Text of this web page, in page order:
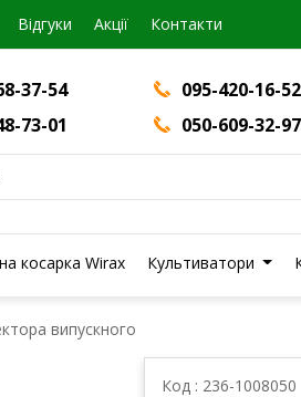
Відгуки Акції Контакти
37-54 095-420-16-52
73-01
050-609-32-97
косарка Wirax Культиватори
випускного
Код : 236-1008050